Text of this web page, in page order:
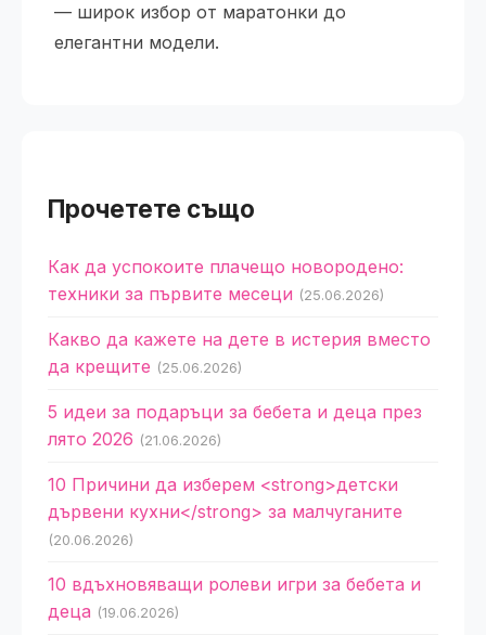
— широк избор от маратонки до
елегантни модели.
Прочетете също
Как да успокоите плачещо новородено:
техники за първите месеци (25.06.2026)
Какво да кажете на дете в истерия вместо
да крещите (25.06.2026)
5 идеи за подаръци за бебета и деца през
лято 2026 (21.06.2026)
10 Причини да изберем <strong>детски
дървени кухни</strong> за малчуганите
(20.06.2026)
10 вдъхновяващи ролеви игри за бебета и
деца (19.06.2026)